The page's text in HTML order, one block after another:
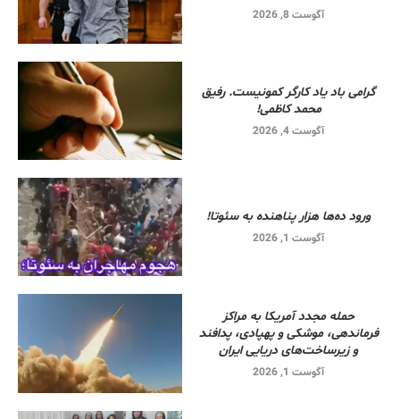
آگوست 8, 2026
گرامی باد یاد کارگر کمونیست. رفیق
محمد کاظمی!
آگوست 4, 2026
ورود ده‌ها هزار پناهنده به سئوتا!
آگوست 1, 2026
حمله مجدد آمریکا به مراکز
فرماندهی، موشکی و پهپادی، پدافند
و زیرساخت‌های دریایی ایران
آگوست 1, 2026